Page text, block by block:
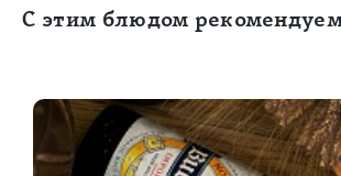
С этим блюдом